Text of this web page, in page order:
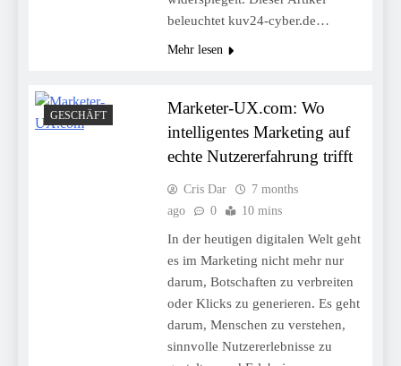
beleuchtet kuv24-cyber.de…
Mehr lesen
GESCHÄFT
Marketer-UX.com: Wo
intelligentes Marketing auf
echte Nutzererfahrung trifft
Cris Dar
7 months
ago
0 10 mins
In der heutigen digitalen Welt geht
es im Marketing nicht mehr nur
darum, Botschaften zu verbreiten
oder Klicks zu generieren. Es geht
darum, Menschen zu verstehen,
sinnvolle Nutzererlebnisse zu